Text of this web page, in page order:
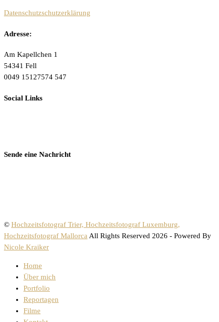
Datenschutzschutzerklärung
Adresse:
Am Kapellchen 1
54341 Fell
0049 15127574 547
Social Links
Sende eine Nachricht
© Hochzeitsfotograf Trier, Hochzeitsfotograf Luxemburg,
Hochzeitsfotograf MallorcaAll Rights Reserved 2026 - Powered By
Nicole Kraiker
Home
Über mich
Portfolio
Reportagen
Filme